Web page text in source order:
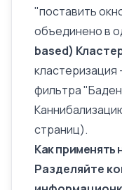
"поставить
объединено в
based)
фильтра "
страниц).
Как применять
Разделяйте